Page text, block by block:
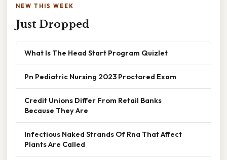
NEW THIS WEEK
Just Dropped
What Is The Head Start Program Quizlet
Pn Pediatric Nursing 2023 Proctored Exam
Credit Unions Differ From Retail Banks
Because They Are
Infectious Naked Strands Of Rna That Affect
Plants Are Called